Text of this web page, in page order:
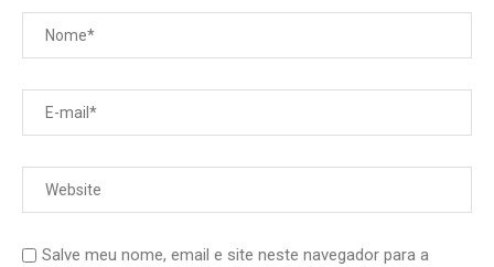
Salve meu nome, email e site neste navegador para a